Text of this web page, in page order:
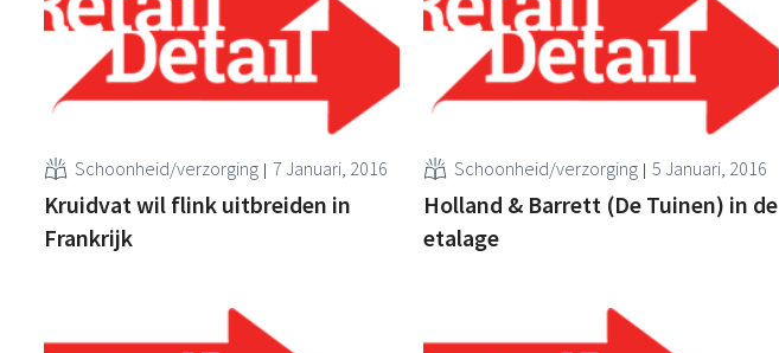
Schoonheid/verzorging 7 Januari, 2016
Kruidvat wil flink uitbreiden in
Frankrijk
Schoonheid/verzorging 5 Januari, 2016
Holland & Barrett (De Tuinen) in de
etalage